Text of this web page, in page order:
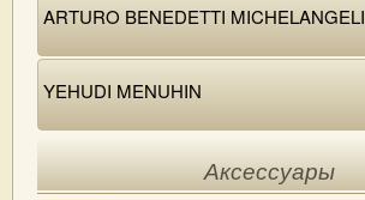
ARTURO BENEDETTI MICHELANGELI
YEHUDI MENUHIN
Аксессуары